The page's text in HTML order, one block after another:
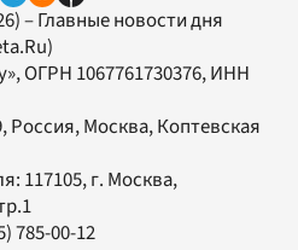
– Главные новости дня
, ОГРН 1067761730376, ИНН
Россия, Москва, Коптевская
117105, г. Москва,
785-00-12